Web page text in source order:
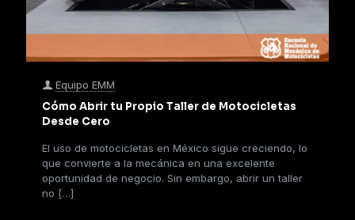
Equipo EMM
Cómo Abrir tu Propio Taller de Motocicletas
Desde Cero
El uso de motocicletas en México sigue creciendo, lo
que convierte a la mecánica en una excelente
oportunidad de negocio. Sin embargo, abrir un taller
no […]